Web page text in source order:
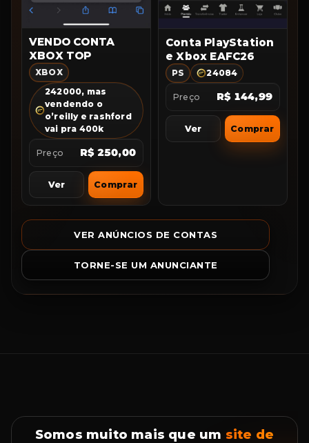
VENDO CONTA
XBOX TOP
XBOX
242000, mas
vendendo o
o’reilly e rashford
vai pra 400k
Preço R$ 250,00
Ver Comprar
Conta PlayStation
e Xbox EAFC26
PS 24084
Preço R$ 144,99
Ver Comprar
VER ANÚNCIOS DE CONTAS
TORNE-SE UM ANUNCIANTE
Somos muito mais que um site de